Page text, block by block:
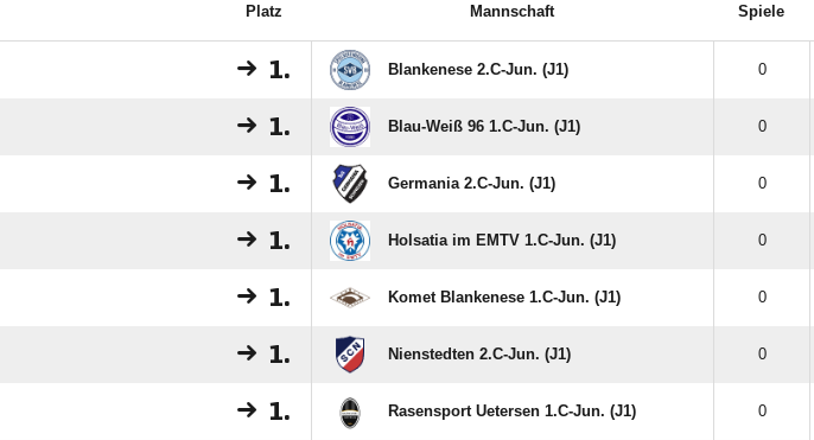
Platz Mannschaft Spiele
1. Blankenese 2.C-Jun. (J1) 0
1. Blau-Weiß 96 1.C-Jun. (J1) 0
1. Germania 2.C-Jun. (J1) 0
1. Holsatia im EMTV 1.C-Jun. (J1) 0
1. Komet Blankenese 1.C-Jun. (J1) 0
1. Nienstedten 2.C-Jun. (J1) 0
1. Rasensport Uetersen 1.C-Jun. (J1) 0